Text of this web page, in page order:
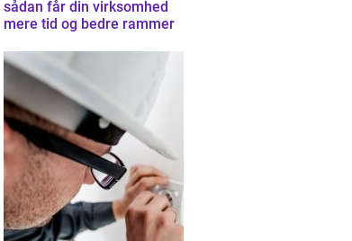
sådan får din virksomhed
mere tid og bedre rammer